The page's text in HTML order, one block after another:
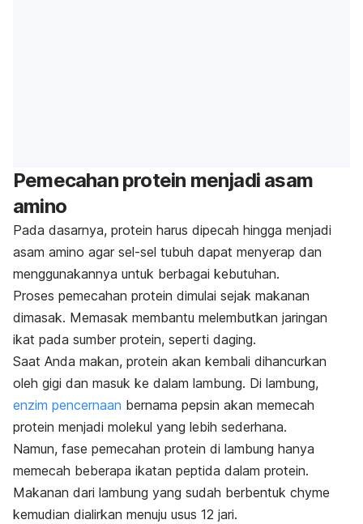
Pemecahan protein menjadi asam
amino
Pada dasarnya, protein harus dipecah hingga menjadi
asam amino agar sel-sel tubuh dapat menyerap dan
menggunakannya untuk berbagai kebutuhan.
Proses pemecahan protein dimulai sejak makanan
dimasak. Memasak membantu melembutkan jaringan
ikat pada sumber protein, seperti daging.
Saat Anda makan, protein akan kembali dihancurkan
oleh gigi dan masuk ke dalam lambung. Di lambung,
enzim pencernaan bernama pepsin akan memecah
protein menjadi molekul yang lebih sederhana.
Namun, fase pemecahan protein di lambung hanya
memecah beberapa ikatan peptida dalam protein.
Makanan dari lambung yang sudah berbentuk chyme
kemudian dialirkan menuju usus 12 jari.